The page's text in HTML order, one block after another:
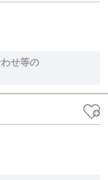
せ等の